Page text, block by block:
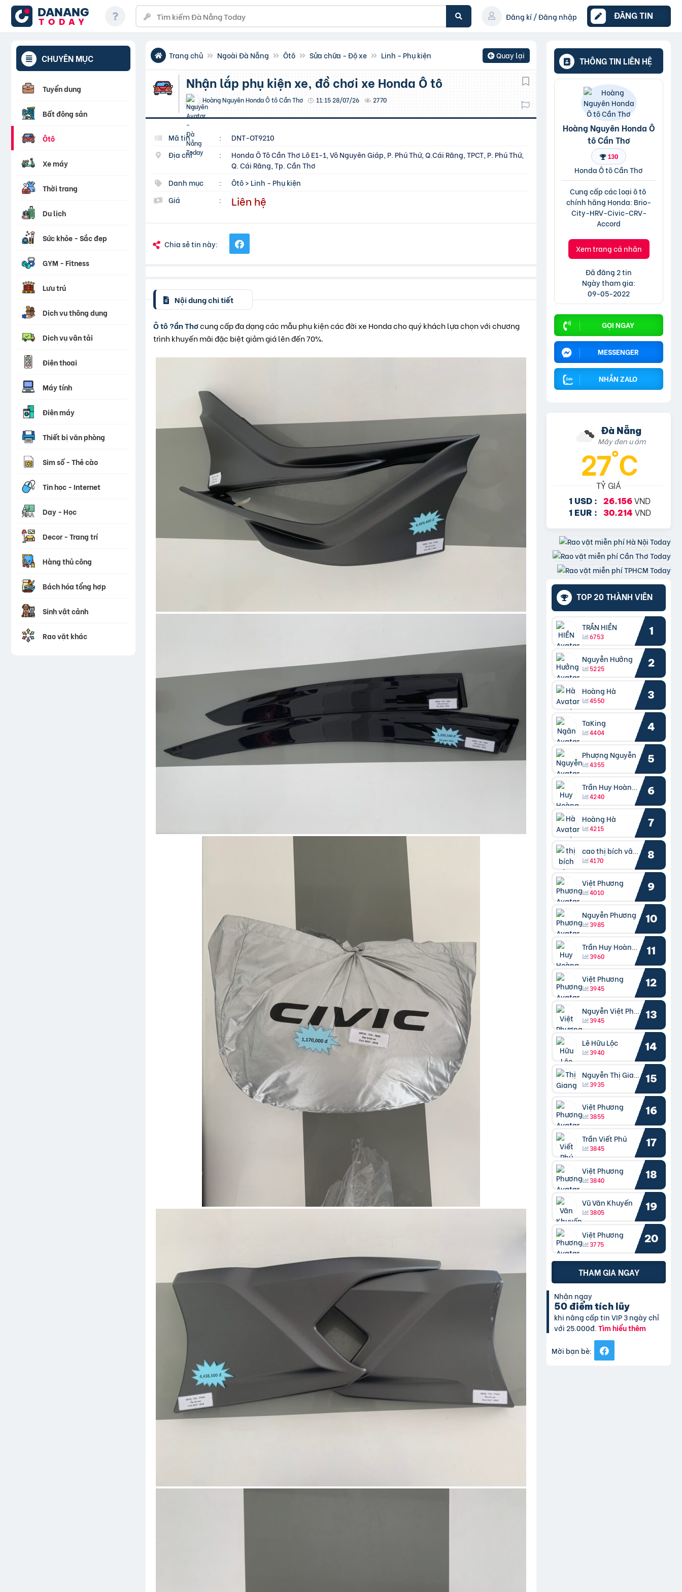
DANANG
TODAY
Đăng kí / Đăng nhập ĐĂNG TIN
CHUYÊN MỤC
Tuyển dụng
Bất động sản
Ôtô
Xe máy
Thời trang
Du lịch
Sức khỏe - Sắc đẹp
GYM - Fitness
Lưu trú
Dịch vụ thông dụng
Dịch vụ vận tải
Điện thoại
Máy tính
Điện máy
Thiết bị văn phòng
Sim số - Thẻ cào
Tin học - Internet
Dạy - Học
Decor - Trang trí
Hàng thủ công
Bách hóa tổng hợp
Sinh vật cảnh
Rao vặt khác
Trang chủ Ngoài Đà Nẵng Ôtô Sửa chữa - Độ xe Linh - Phụ kiện Quay lại
Nhận lắp phụ kiện xe, đồ chơi xe Honda Ô tô
Hoàng Nguyên Honda Ô tô Cần Thơ 11:15 28/07/26 2770
Mã tin :
DNT-OT9210
Địa chỉ
:
Honda Ô Tô Cần Thơ Lô E1-1, Võ Nguyên Giáp, P. Phú Thứ, Q.Cái Răng, TPCT, P. Phú Thứ,
Q. Cái Răng, Tp. Cần Thơ
Danh mục
: Ôtô> Linh - Phụ kiện
Giá
: Liên hệ
Chia sẻ tin này:
Nội dung chi tiết
Ô tô ?ần Thơcung cấp đa dạng các mẫu phụ kiện các đời xe Honda cho quý khách lựa chọn với chương
trình khuyến mãi đặc biệt giảm giá lên đến 70%.
THÔNG TIN LIÊN HỆ
Hoàng Nguyên Honda Ô
tô Cần Thơ
130
Honda Ô tô Cần Thơ
Cung cấp các loại ô tô
chính hãng Honda: Brio-
City-HRV-Civic-CRV-
Accord
Xem trang cá nhân
Đã đăng 2 tin
Ngày tham gia:
09-05-2022
GỌI NGAY
MESSENGER
NHẮN ZALO
Đà Nẵng
Mây đen u ám
27°C
TỶ GIÁ
1 USD : 26.156 VND
1 EUR : 30.214 VND
TOP 20 THÀNH VIÊN
TRẦN HIỀN
6753 1
Nguyễn Hưởng
5225 2
Hoàng Hà
4550 3
TaKing
4404 4
Phượng Nguyễn
4355 5
Trần Huy Hoàng Bắc
4240 6
Hoàng Hà
4215 7
cao thị bích vâng kiều
4170 8
Việt Phương
4010 9
Nguyễn Phương
3985 10
Trần Huy Hoàng Bắc
3960 11
Việt Phương
3945 12
Nguyễn Việt Phương
3945 13
Lê Hữu Lộc
3940 14
Nguyễn Thị Giang
3935 15
Việt Phương
3855 16
Trần Viết Phú
3845 17
Việt Phương
3840 18
Vũ Văn Khuyến
3805 19
Việt Phương
3775 20
THAM GIA NGAY
Nhận ngay
50 điểm tích lũy
khi nâng cấp tin VIP 3 ngày chỉ
với 25.000đ.Tìm hiểu thêm
Mời bạn bè: